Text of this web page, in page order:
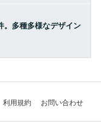
。多種多様なデザイン
利用規約 お問い合わせ